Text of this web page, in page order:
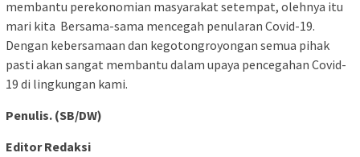
membantu perekonomian masyarakat setempat, olehnya itu
mari kita Bersama-sama mencegah penularan Covid-19.
Dengan kebersamaan dan kegotongroyongan semua pihak
pasti akan sangat membantu dalam upaya pencegahan Covid-
19 di lingkungan kami.
Penulis. (SB/DW)
Editor Redaksi